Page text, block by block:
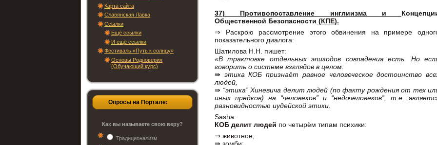
Карта сайта
Славянская Лавка
Ссылки
Ещё ссылки
И ещё ссылки
Фестиваль «Путь к солнцу»
Основы Родноверия
(Обучающий курс)
Опросы на Портале:
Как вы называете свою веру?
Традиционализм
37) Противопоставление инглиизма и
Общественной Безопасности (КПЕ).
⇒ Раскрою рассмотрение этого обвинения на примере
показательного диалога:
Шатилова Н.Н. пишет:
«В трактовке отдельных эпизодов совпадения есть. Но
говорить о системе взглядов в целом:
⇛ этика КОБ признаёт равное человеческое достоинство
людей,
⇛ “этика” Хиневича делит людей (по факту рождения от тех
иных предков) на “человеков” и “недочеловеков”, т.е.
разновидностью иудейской этики.
Sasha:
КОБ делит людей по четырём типам психики:
⇛ животное;